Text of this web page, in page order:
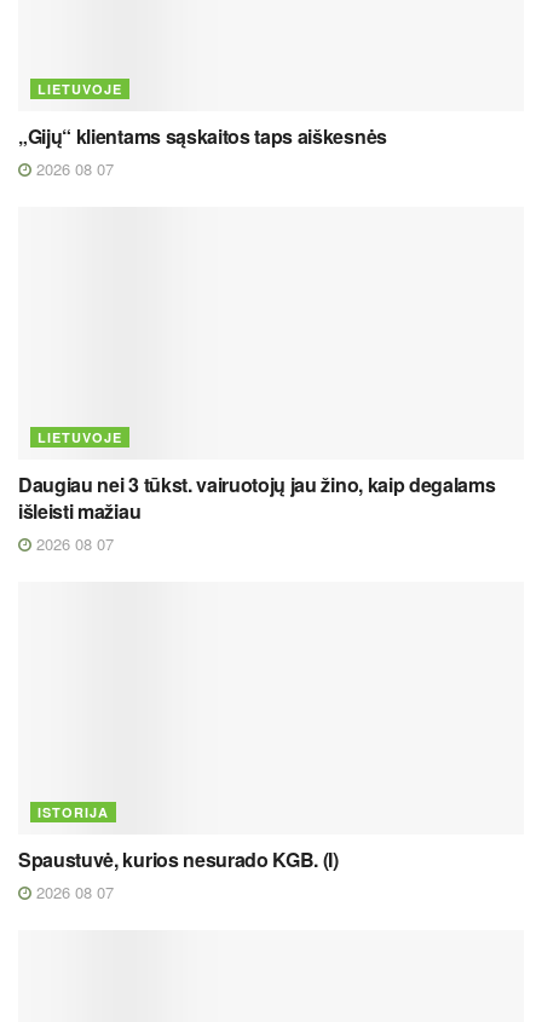
LIETUVOJE
„Gijų“ klientams sąskaitos taps aiškesnės
2026 08 07
LIETUVOJE
Daugiau nei 3 tūkst. vairuotojų jau žino, kaip degalams
išleisti mažiau
2026 08 07
ISTORIJA
Spaustuvė, kurios nesurado KGB. (I)
2026 08 07